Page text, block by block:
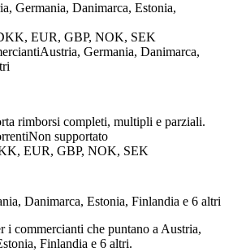
Germania, Danimarca, Estonia,
EUR, GBP, NOK, SEK
Austria, Germania, Danimarca,
rimborsi completi, multipli e parziali.
Non supportato
EUR, GBP, NOK, SEK
Danimarca, Estonia, Finlandia e 6 altri
i commercianti che puntano a Austria,
Finlandia e 6 altri.